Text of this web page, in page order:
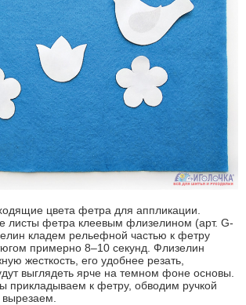
цвета фетра для аппликации.
листы фетра клеевым флизелином (арт. G-
кладем рельефной частью к фетру
примерно 8–10 секунд. Флизелин
жесткость, его удобнее резать,
выглядеть ярче на темном фоне основы.
прикладываем к фетру, обводим ручкой